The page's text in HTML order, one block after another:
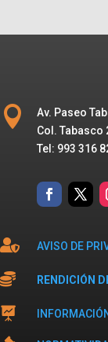

Av. Paseo
Col. Tabasco
Tel: 993 316
 AVISO DE
 RENDICIÓN
